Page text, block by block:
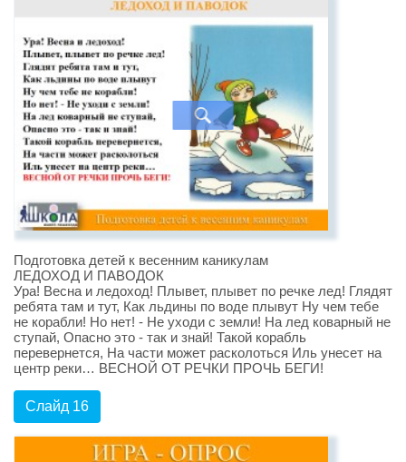
Подготовка детей к весенним каникулам
ЛЕДОХОД И ПАВОДОК
Ура! Весна и ледоход! Плывет, плывет по речке лед! Глядят
ребята там и тут, Как льдины по воде плывут Ну чем тебе
не корабли! Но нет! - Не уходи с земли! На лед коварный не
ступай, Опасно это - так и знай! Такой корабль
перевернется, На части может расколоться Иль унесет на
центр реки… ВЕСНОЙ ОТ РЕЧКИ ПРОЧЬ БЕГИ!
Слайд 16